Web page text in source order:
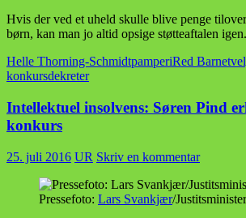
Hvis der ved et uheld skulle blive penge
børn, kan man jo altid opsige støtteaftalen igen.
Helle Thorning-SchmidtpamperiRed Barnet
konkursdekreter
Intellektuel insolvens: Søren Pind
konkurs
25. juli 2016 UR Skriv en kommentar
Pressefoto: Lars Svankjær/